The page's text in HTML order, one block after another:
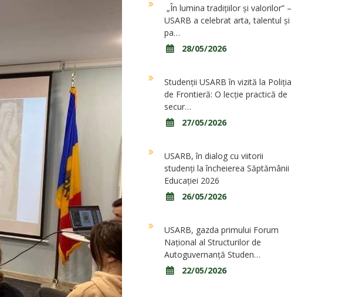
„În lumina tradițiilor și valorilor” –
USARB a celebrat arta, talentul și
pa…
28/05/2026
Studenții USARB în vizită la Poliția
de Frontieră: O lecție practică de
secur…
27/05/2026
USARB, în dialog cu viitorii
studenți la încheierea Săptămânii
Educației 2026
26/05/2026
USARB, gazda primului Forum
Național al Structurilor de
Autoguvernanță Studen…
22/05/2026